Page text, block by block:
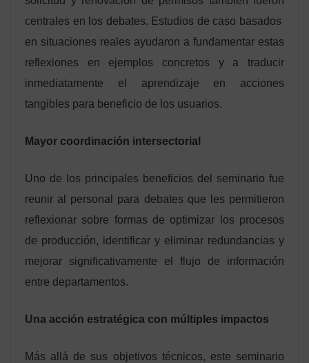
centrales en los debates. Estudios de caso basados ​​
en situaciones reales ayudaron a fundamentar estas
reflexiones en ejemplos concretos y a traducir
inmediatamente el aprendizaje en acciones
tangibles para beneficio de los usuarios.
Mayor coordinación intersectorial
Uno de los principales beneficios del seminario fue
reunir al personal para debates que les permitieron
reflexionar sobre formas de optimizar los procesos
de producción, identificar y eliminar redundancias y
mejorar significativamente el flujo de información
entre departamentos.
Una acción estratégica con múltiples impactos
Más allá de sus objetivos técnicos, este seminario